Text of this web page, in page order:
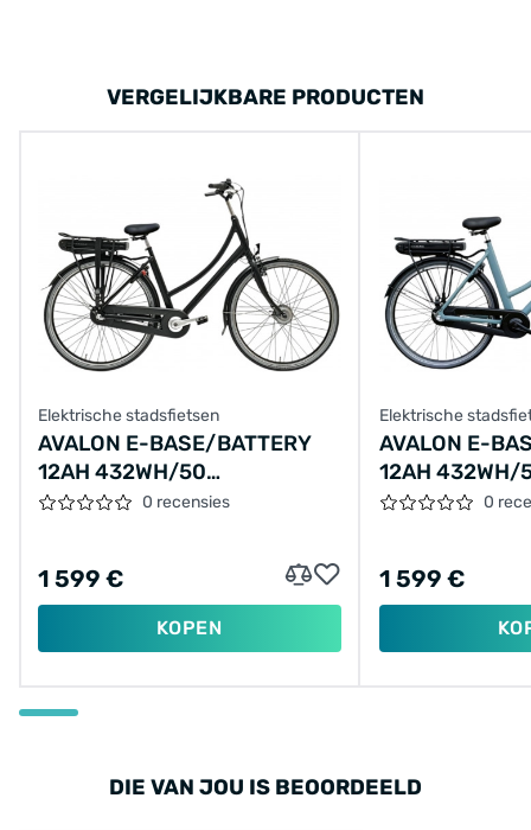
VERGELIJKBARE PRODUCTEN
Elektrische stadsfietsen
AVALON E-BASE/BATTERY
12AH 432WH/50
CM/ZWARTMAT/F405
0 recensies
1 599 €
KOPEN
Elektrische
AVALON E-
12AH 432WH/
CM/
0
1 599 €
DIE VAN JOU IS BEOORDEELD